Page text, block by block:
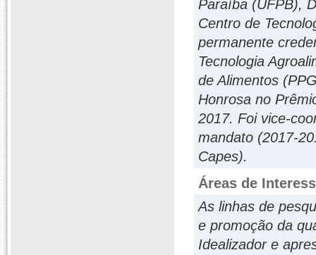
Paraíba (UFPB),
Centro de
permanente
Tecnologia
de Alimentos
Honrosa no
2017. Foi vice-
mandato (2017-
Capes).
Áreas de
As linhas de
e promoção da
Idealizador e